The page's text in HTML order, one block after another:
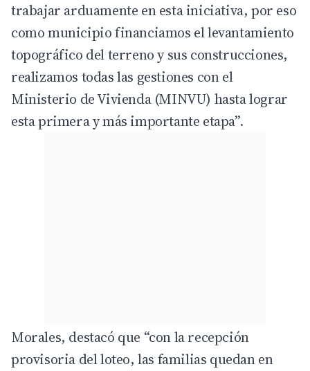
trabajar arduamente en esta iniciativa, por eso
como municipio financiamos el levantamiento
topográfico del terreno y sus construcciones,
realizamos todas las gestiones con el
Ministerio de Vivienda (MINVU) hasta lograr
esta primera y más importante etapa”.
Morales, destacó que “con la recepción
provisoria del loteo, las familias quedan en